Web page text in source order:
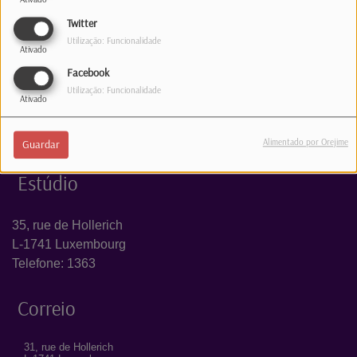
Twitter
Ativado
Utilização: Funcionalidade
Facebook
Ativado
Utilização: Funcionalidade
Guardar Alimentado por Orejime
INICIAR SESSÃO
Estúdio
35, rue de Hollerich
L-1741 Luxembourg
Telefone: 1363
Correio
31, rue de Hollerich